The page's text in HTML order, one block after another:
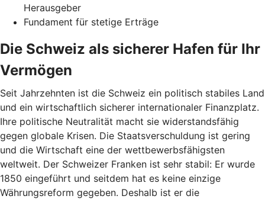
Herausgeber
Fundament für stetige Erträge
Die Schweiz als sicherer Hafen für Ihr
Vermögen
Seit Jahrzehnten ist die Schweiz ein politisch stabiles Land
und ein wirtschaftlich sicherer internationaler Finanzplatz.
Ihre politische Neutralität macht sie widerstandsfähig
gegen globale Krisen. Die Staatsverschuldung ist gering
und die Wirtschaft eine der wettbewerbsfähigsten
weltweit. Der Schweizer Franken ist sehr stabil: Er wurde
1850 eingeführt und seitdem hat es keine einzige
Währungsreform gegeben. Deshalb ist er die